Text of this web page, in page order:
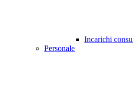
Incarichi
Personale